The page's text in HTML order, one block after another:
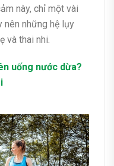
này, chỉ một vài
nên những hệ lụy
và thai nhi.
uống nước dừa?